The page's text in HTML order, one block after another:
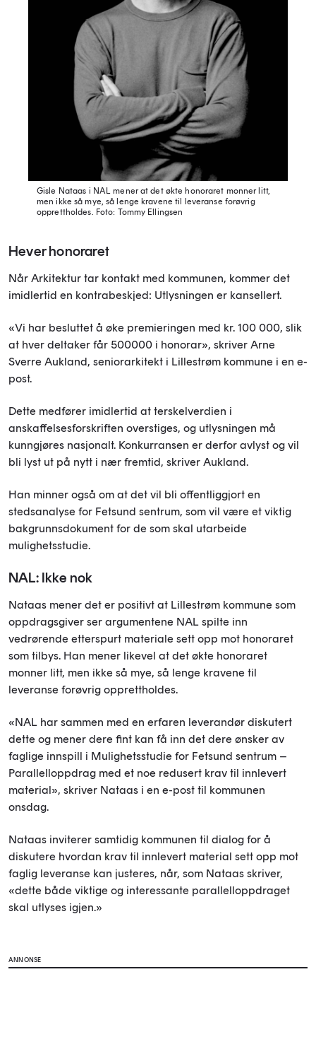
Gisle Nataas i NAL mener at det økte honoraret monner litt,
men ikke så mye, så lenge kravene til leveranse forøvrig
opprettholdes. Foto: Tommy Ellingsen
Hever honoraret
Når Arkitektur tar kontakt med kommunen, kommer det
imidlertid en kontrabeskjed: Utlysningen er kansellert.
«Vi har besluttet å øke premieringen med kr. 100 000, slik
at hver deltaker får 500000 i honorar», skriver Arne
Sverre Aukland, seniorarkitekt i Lillestrøm kommune i en e-
post.
Dette medfører imidlertid at terskelverdien i
anskaffelsesforskriften overstiges, og utlysningen må
kunngjøres nasjonalt. Konkurransen er derfor avlyst og vil
bli lyst ut på nytt i nær fremtid, skriver Aukland.
Han minner også om at det vil bli offentliggjort en
stedsanalyse for Fetsund sentrum, som vil være et viktig
bakgrunnsdokument for de som skal utarbeide
mulighetsstudie.
NAL: Ikke nok
Nataas mener det er positivt at Lillestrøm kommune som
oppdragsgiver ser argumentene NAL spilte inn
vedrørende etterspurt materiale sett opp mot honoraret
som tilbys. Han mener likevel at det økte honoraret
monner litt, men ikke så mye, så lenge kravene til
leveranse forøvrig opprettholdes.
«NAL har sammen med en erfaren leverandør diskutert
dette og mener dere fint kan få inn det dere ønsker av
faglige innspill i Mulighetsstudie for Fetsund sentrum –
Parallelloppdrag med et noe redusert krav til innlevert
material», skriver Nataas i en e-post til kommunen
onsdag.
Nataas inviterer samtidig kommunen til dialog for å
diskutere hvordan krav til innlevert material sett opp mot
faglig leveranse kan justeres, når, som Nataas skriver,
«dette både viktige og interessante parallelloppdraget
skal utlyses igjen.»
ANNONSE